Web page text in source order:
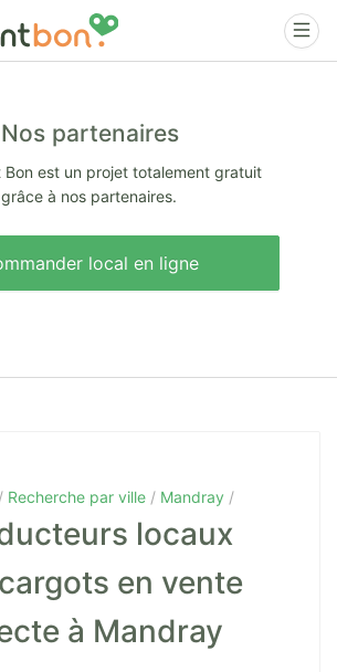
Nos partenaires
Bon est un projet totalement gratuit
grâce à nos partenaires.
local en ligne
Recherche par ville Mandray
locaux
en vente
à Mandray